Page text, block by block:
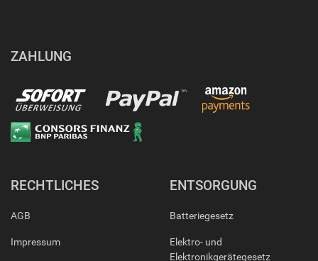
ZAHLUNG
RECHTLICHES
AGB
Impressum
ENTSORGUNG
Batteriegesetz
Elektro- und
Elektronikgerätegesetz